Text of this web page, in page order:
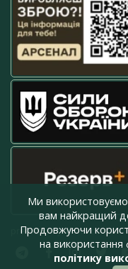
press@armyinform.com.ua
Ми
вам найкращий
Продовжуючи
на використання
політику